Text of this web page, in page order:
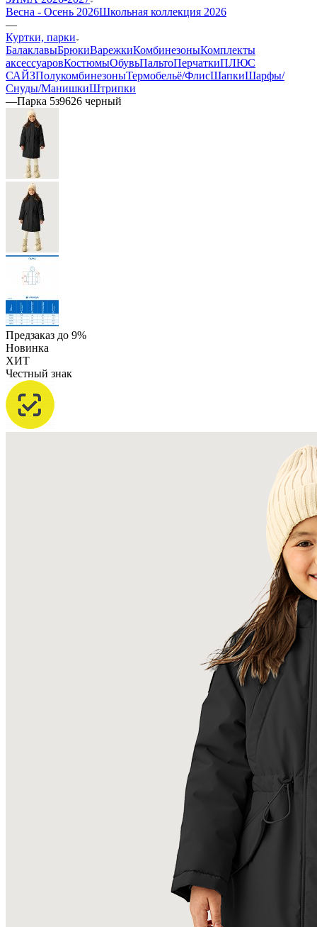
Весна - Осень 2026Школьная коллекция 2026
—
Куртки, парки
БалаклавыБрюкиВарежкиКомбинезоныКомплекты
аксессуаровКостюмыОбувьПальтоПерчаткиПЛЮС
САЙЗПолукомбинезоныТермобельё/ФлисШапкиШарфы/
Снуды/МанишкиШтрипки
—Парка 5з9626 черный
Предзаказ до 9%
Новинка
ХИТ
Честный знак